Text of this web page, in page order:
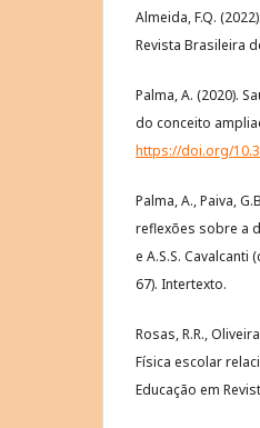
Almeida, F.Q.
Revista Brasileira
Palma, A. (2020).
do conceito
https://doi.org/
Palma, A., Paiva,
reflexões sobre a
e A.S.S.
67). Intertexto.
Rosas, R.R.,
Física escolar
Educação em